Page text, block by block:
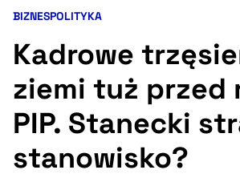
Ułatwienia dostępności
Kategorie artykułu:
BIZNESPOLITYKA
Kadrowe
ziemi tuż przed
PIP. Stanecki
stanowisko?